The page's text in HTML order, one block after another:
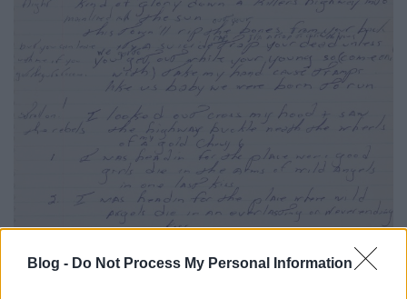
Blog - Do Not Process My Personal Information